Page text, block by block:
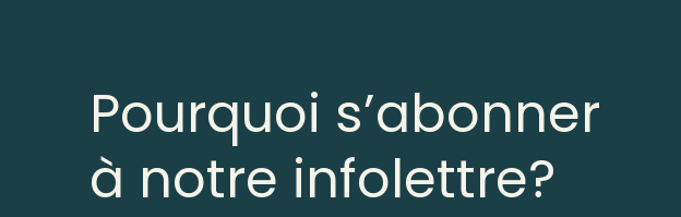
Pourquoi s’abonner
à notre infolettre?